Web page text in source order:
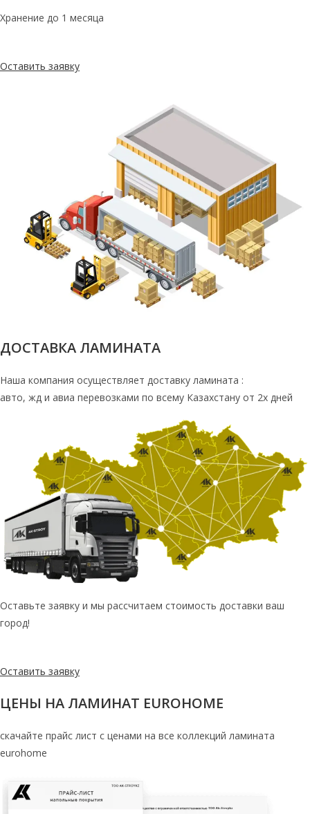
Хранение до 1 месяца
Оставить заявку
ДОСТАВКА ЛАМИНАТА
Наша компания осуществляет доставку ламината :
авто, жд и авиа перевозками по всему Казахстану от 2х дней
Оставьте заявку и мы рассчитаем стоимость доставки ваш
город!
Оставить заявку
ЦЕНЫ НА ЛАМИНАТ EUROHOME
скачайте прайс лист с ценами на все коллекций ламината
eurohome